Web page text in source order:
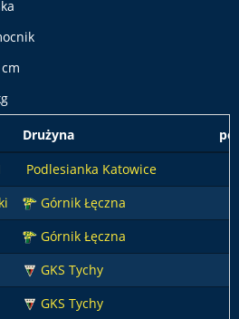
Drużyna
Podlesianka Katowice
Górnik Łęczna
Górnik Łęczna
GKS Tychy
GKS Tychy